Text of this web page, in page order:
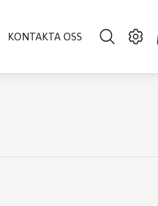
KONTAKTA OSS